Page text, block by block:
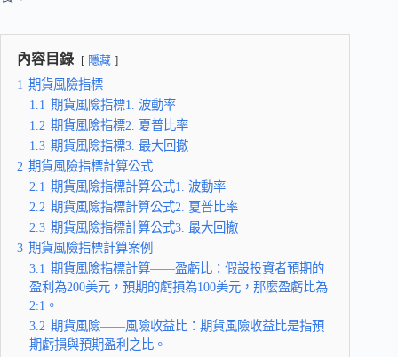
內容目錄 隱藏
1 期貨風險指標
1.1 期貨風險指標1. 波動率
1.2 期貨風險指標2. 夏普比率
1.3 期貨風險指標3. 最大回撤
2 期貨風險指標計算公式
2.1 期貨風險指標計算公式1. 波動率
2.2 期貨風險指標計算公式2. 夏普比率
2.3 期貨風險指標計算公式3. 最大回撤
3 期貨風險指標計算案例
3.1 期貨風險指標計算——盈虧比：假設投資者預期的
盈利為200美元，預期的虧損為100美元，那麼盈虧比為
2:1。
3.2 期貨風險——風險收益比：期貨風險收益比是指預
期虧損與預期盈利之比。